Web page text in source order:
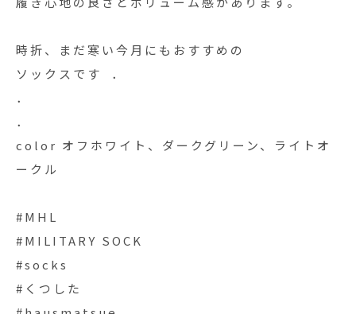
時折、まだ寒い今月にもおすすめの
ソックスです︎ ︎ ．
．
．
color オフホワイト、ダークグリーン、ライトオ
ークル
#MHL
#MILITARY SOCK
#socks
#くつした